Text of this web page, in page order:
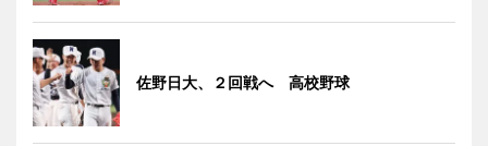
佐野日大、２回戦へ 高校野球